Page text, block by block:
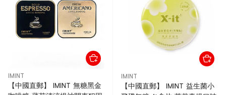
IMINT
【中國直郵】 IMINT 無糖黑金
IMINT
【中國直郵】 IMINT 益生菌小